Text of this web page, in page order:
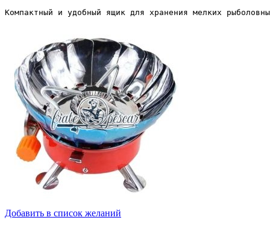
Компактный и удобный ящик для хранения мелких
Добавить в список желаний